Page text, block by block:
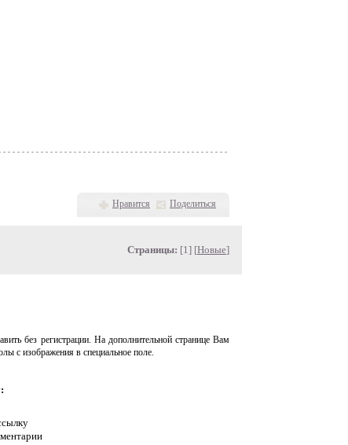
Нравится Поделиться
Страницы: [1] [Новые]
без регистрации. На дополнительной странице Вам
с изображения в специальное поле.